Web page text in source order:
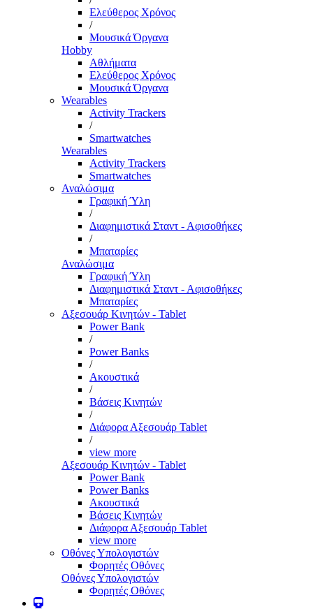
Ελεύθερος Χρόνος
/
Μουσικά Όργανα
Hobby
Αθλήματα
Ελεύθερος Χρόνος
Μουσικά Όργανα
Wearables
Activity Trackers
/
Smartwatches
Wearables
Activity Trackers
Smartwatches
Αναλώσιμα
Γραφική Ύλη
/
Διαφημιστικά Σταντ - Αφισοθήκες
/
Μπαταρίες
Αναλώσιμα
Γραφική Ύλη
Διαφημιστικά Σταντ - Αφισοθήκες
Μπαταρίες
Αξεσουάρ Κινητών - Tablet
Power Bank
/
Power Banks
/
Ακουστικά
/
Βάσεις Κινητών
/
Διάφορα Αξεσουάρ Tablet
/
view more
Αξεσουάρ Κινητών - Tablet
Power Bank
Power Banks
Ακουστικά
Βάσεις Κινητών
Διάφορα Αξεσουάρ Tablet
view more
Οθόνες Υπολογιστών
Φορητές Οθόνες
Οθόνες Υπολογιστών
Φορητές Οθόνες